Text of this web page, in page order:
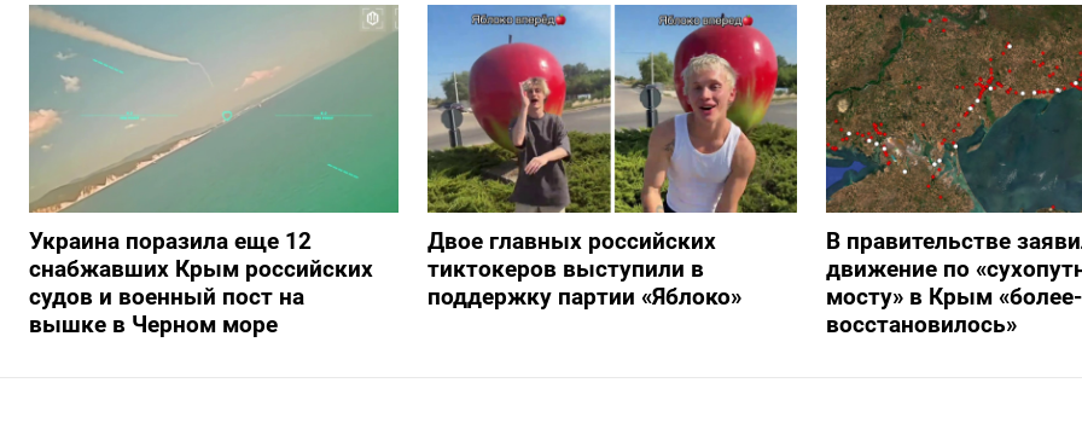
Украина поразила еще 12
снабжавших Крым российских
судов и военный пост на
вышке в Черном море
Двое главных российских
тиктокеров выступили в
поддержку партии «Яблоко»
В правительстве
движение по
мосту» в Крым
восстановилось»